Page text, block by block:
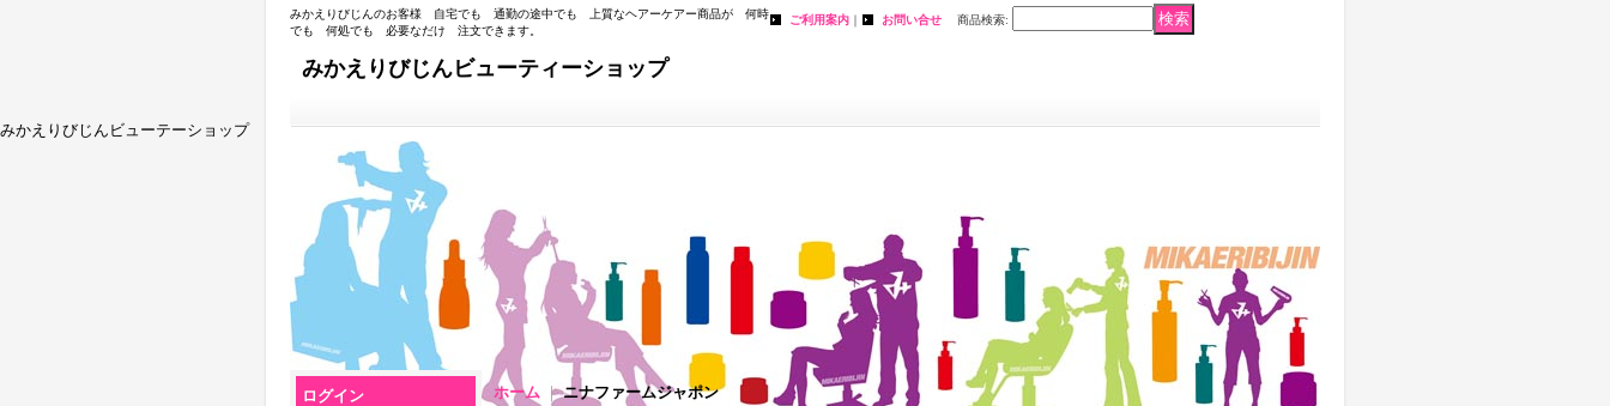
みかえりびじんビューテーショップ
みかえりびじんのお客様 自宅でも 通勤の途中でも 上質なヘアーケアー商品が 何時
でも 何処でも 必要なだけ 注文できます。
みかえりびじんビューティーショップ
ご利用案内 ｜ お問い合せ 商品検索:
ログイン ホーム ｜ニナファームジャポン